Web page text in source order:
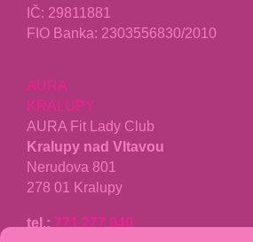
IČ: 29811881
FIO Banka: 2303556830/2010
AURA
KRALUPY
AURA Fit Lady Club
Kralupy nad Vltavou
Nerudova 801
278 01 Kralupy
tel.: 771 277 040